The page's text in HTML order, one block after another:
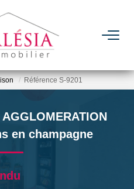
/ LOUÉS
Référence S-9201
en champagne